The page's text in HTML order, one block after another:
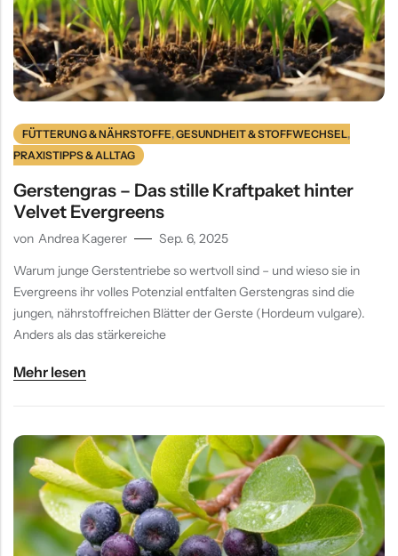
FÜTTERUNG & NÄHRSTOFFE,GESUNDHEIT & STOFFWECHSEL,
PRAXISTIPPS & ALLTAG
Gerstengras – Das stille Kraftpaket hinter
Velvet Evergreens
von Andrea Kagerer
Sep. 6, 2025
Warum junge Gerstentriebe so wertvoll sind – und wieso sie in
Evergreens ihr volles Potenzial entfalten Gerstengras sind die
jungen, nährstoffreichen Blätter der Gerste (Hordeum vulgare).
Anders als das stärkereiche
Mehr lesen